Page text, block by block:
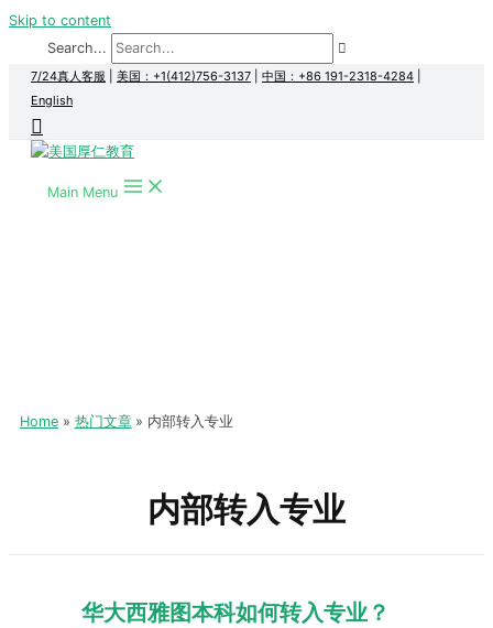
Skip to content
Search...
7/24真人客服 美国：+1(412)756-3137 中国：+86 191-2318-4284
English
Main Menu
Home 热门文章 内部转入专业
内部转入专业
华大西雅图本科如何转入专业？